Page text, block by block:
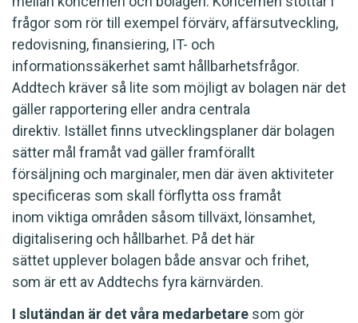
frågor som rör till exempel förvärv, affärsutveckling,
redovisning, finansiering, IT- och
informationssäkerhet samt hållbarhetsfrågor.
Addtech kräver så lite som möjligt av bolagen när det
gäller rapportering eller andra centrala
direktiv. Istället finns utvecklingsplaner där bolagen
sätter mål framåt vad gäller framförallt
försäljning och marginaler, men där även aktiviteter
specificeras som skall förflytta oss framåt
inom viktiga områden såsom tillväxt, lönsamhet,
digitalisering och hållbarhet. På det här
sättet upplever bolagen både ansvar och frihet,
som är ett av Addtechs fyra kärnvärden.
I slutändan är det våra medarbetare som gör